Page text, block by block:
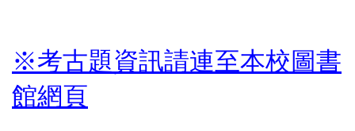
※考古題資訊請連至本校圖書
館網頁